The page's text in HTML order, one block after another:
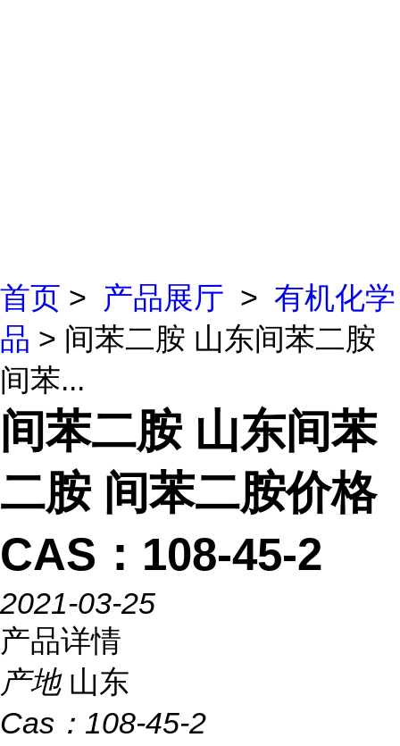
首页 > 产品展厅 > 有机化学
品 > 间苯二胺 山东间苯二胺
间苯...
间苯二胺 山东间苯
二胺 间苯二胺价格
CAS：108-45-2
2021-03-25
产品详情
产地 山东
Cas： 108-45-2